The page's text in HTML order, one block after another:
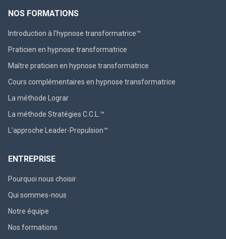
NOS FORMATIONS
Introduction à l'hypnose transformatrice™
Praticien en hypnose transformatrice
Maître praticien en hypnose transformatrice
Cours complémentaires en hypnose transformatrice
La méthode Lograr
La méthode Stratégies C.C.L.™
L’approche Leader-Propulsion™
ENTREPRISE
Pourquoi nous choisir
Qui sommes-nous
Notre équipe
Nos formations